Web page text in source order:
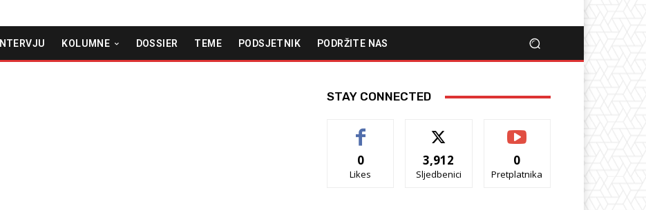
INTERVJU KOLUMNE DOSSIER TEME PODSJETNIK PODRŽITE NAS
STAY CONNECTED
0
Likes
3,912
Sljedbenici
0
Pretplatnika